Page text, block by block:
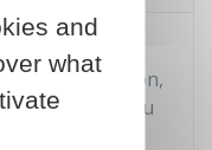
lorsque vous
destination,
commerce ou
à une
and
what